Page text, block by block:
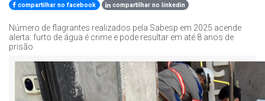
compartilhar no facebook
compartilhar no linkedin
Número de flagrantes realizados pela Sabesp em 2025 acende
alerta: furto de água é crime e pode resultar em até 8 anos de
prisão